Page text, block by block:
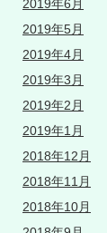
2019年6月
2019年5月
2019年4月
2019年3月
2019年2月
2019年1月
2018年12月
2018年11月
2018年10月